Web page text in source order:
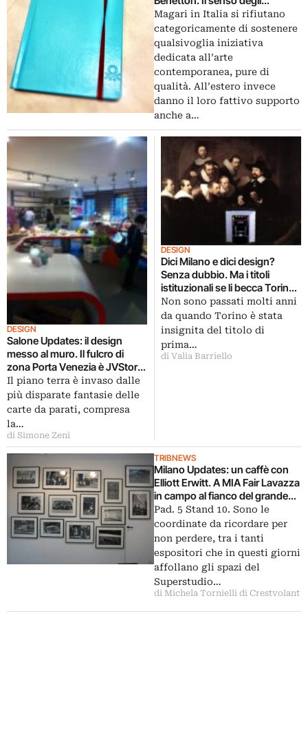
sponsor italiani per le fiere
collaterali di Art Basel Miami
Beach
Magari in Italia si rifiutano
categoricamente di sostenere
qualsivoglia iniziativa
dedicata all’arte
contemporanea, pure di
qualità. All’estero invece
danno il loro fattivo supporto
anche a…
DESIGN
Salone Updates: il design
messo al muro. Il fulcro di
zona Porta Venezia è JVStore,
il concept store del brand di
carte da parati Jannelli & Volpi
Il piano terra è invaso dalle
più disparate fantasie delle
carte da parati, compresa
la…
di Simone Zeni
DESIGN
Dici Milano e dici design?
Senza dubbio. Ma i titoli
istituzionali se li becca Torino.
Che torna ad essere una
“Word Design Capital”,
celebrando il World Industrial
Design Day
Non sono passati molti anni
da quando Torino è stata
insignita del titolo di
prima…
di Valia Barriello
TRIBNEWS
Milano Updates: un caffè con
Elliott Erwitt. A MIA Fair Lavazza
in campo al fianco del grande
maestro per un progetto
benefico a favore dei bambini
Pad. 5 Stand 10. Sono le
coordinate da ricordare per
non perdere, tra i tanti
espositori che in questi giorni
affollano gli spazi del
Superstudio…
di Michela Tornielli di Crestvolant